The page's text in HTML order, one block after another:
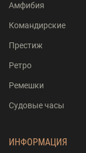
Амфибия
Командирские
Престиж
Ретро
Ремешки
Судовые часы
ИНФОРМАЦИЯ